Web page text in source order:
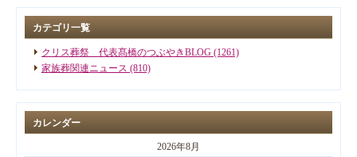
カテゴリ一覧
クリス葬祭 代表髙橋のつぶやきBLOG (1261)
家族葬関連ニュース (810)
カレンダー
2026年8月